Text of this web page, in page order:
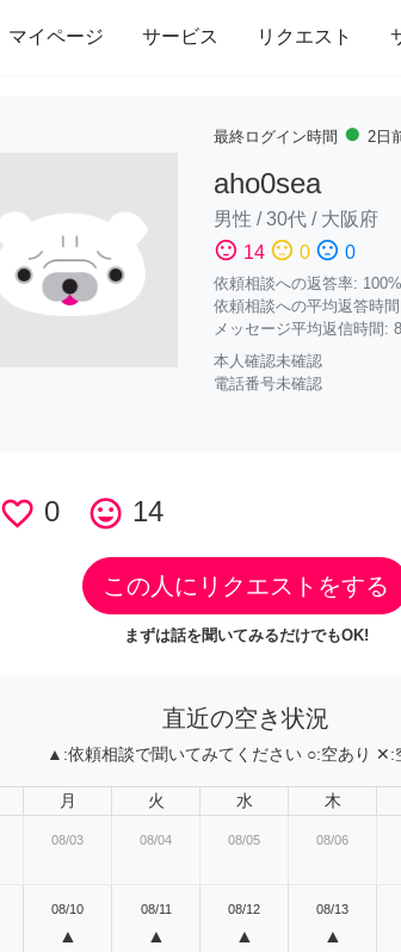
マイページ サービス リクエスト
修理・組立 家事 引っ越し イン
最終ログイン時間 fiber_manual_record 2日
aho0sea
男性 /30代 / 大阪府
sentiment_satisfied 14 sentiment_neutral 0 sentiment_dissatisfied 0
依頼相談への返答率: 100%
依頼相談への平均返答時
メッセージ平均返信時間:
本人確認未確認
電話番号未確認
favorite_border 0 tag_faces 14
この人にリクエストをする
まずは話を聞いてみるだけでもOK!
直近の空き状況
▲:依頼相談で聞いてみてください ○:空あり ✕:
月 火 水 木
08/03 08/04 08/05 08/06
08/10
▲
08/11
▲
08/12
▲
08/13
▲